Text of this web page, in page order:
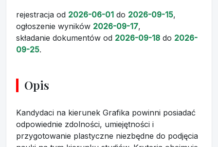
rejestracja od 2026-06-01 do 2026-09-15,
ogłoszenie wyników 2026-09-17,
składanie dokumentów od 2026-09-18 do 2026-
09-25.
Opis
Kandydaci na kierunek Grafika powinni posiadać
odpowiednie zdolności, umiejętności i
przygotowanie plastyczne niezbędne do podjęcia